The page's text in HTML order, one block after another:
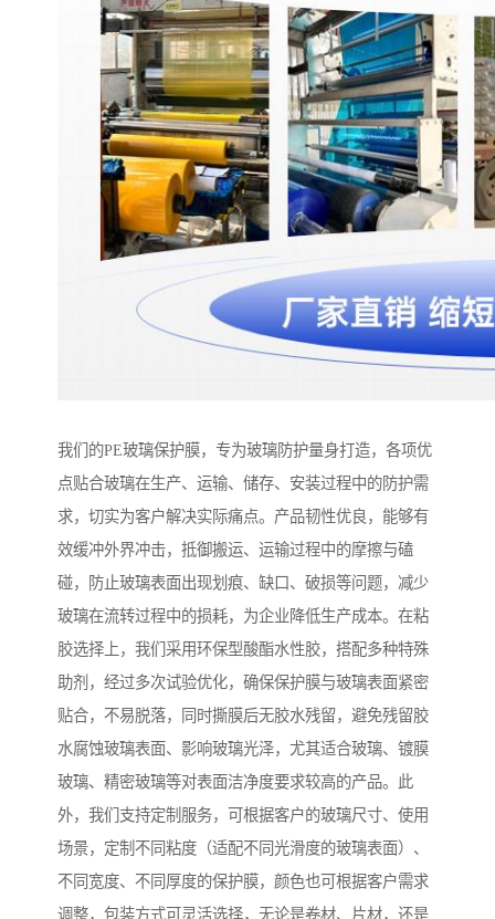
我们的PE玻璃保护膜，专为玻璃防护量身打造，各项优
点贴合玻璃在生产、运输、储存、安装过程中的防护需
求，切实为客户解决实际痛点。产品韧性优良，能够有
效缓冲外界冲击，抵御搬运、运输过程中的摩擦与磕
碰，防止玻璃表面出现划痕、缺口、破损等问题，减少
玻璃在流转过程中的损耗，为企业降低生产成本。在粘
胶选择上，我们采用环保型酸酯水性胶，搭配多种特殊
助剂，经过多次试验优化，确保保护膜与玻璃表面紧密
贴合，不易脱落，同时撕膜后无胶水残留，避免残留胶
水腐蚀玻璃表面、影响玻璃光泽，尤其适合玻璃、镀膜
玻璃、精密玻璃等对表面洁净度要求较高的产品。此
外，我们支持定制服务，可根据客户的玻璃尺寸、使用
场景，定制不同粘度（适配不同光滑度的玻璃表面）、
不同宽度、不同厚度的保护膜，颜色也可根据客户需求
调整，包装方式可灵活选择，无论是卷材、片材，还是